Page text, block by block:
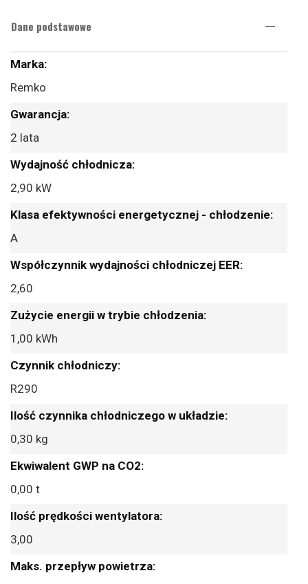
Dane podstawowe
Więcej
Remko
2 lata
2,90 kW
A
2,60
1,00 kWh
R290
0,30 kg
0,00 t
3,00